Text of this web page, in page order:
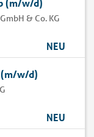
(m/w/d)
& Co. KG
NEU
(m/w/d)
NEU